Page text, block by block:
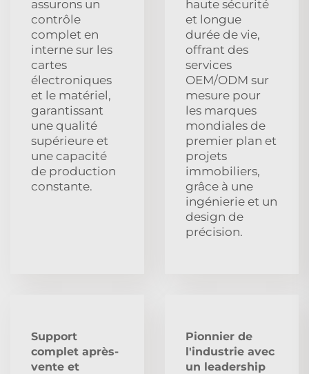
assurons un
contrôle
complet en
interne sur les
cartes
électroniques
et le matériel,
garantissant
une qualité
supérieure et
une capacité
de production
constante.
haute sécurité
et longue
durée de vie,
offrant des
services
OEM/ODM sur
mesure pour
les marques
mondiales de
premier plan et
projets
immobiliers,
grâce à une
ingénierie et un
design de
précision.
Support
complet après-
vente et
Pionnier de
l'industrie avec
un leadership